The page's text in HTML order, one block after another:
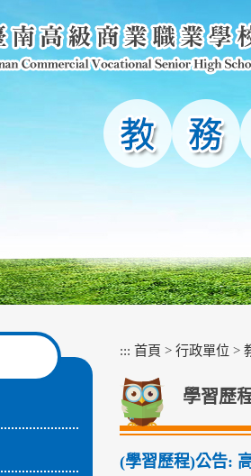
::: 首頁 > 行政單位 >
學習歷
(學習歷程)公告: